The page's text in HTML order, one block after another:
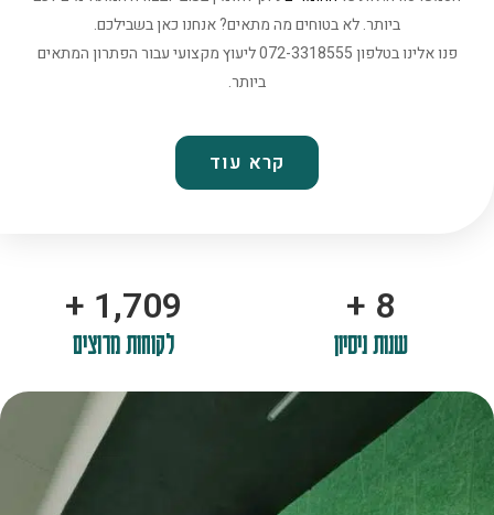
ביותר. לא בטוחים מה מתאים? אנחנו כאן בשבילכם.
פנו אלינו בטלפון 072-3318555 ליעוץ מקצועי עבור הפתרון המתאים
ביותר.
קרא עוד
10
+
שנות ניסיון
2,100
+
לקוחות מרוצים